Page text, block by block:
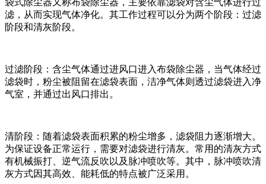
滤，从而实现气体净化。其工作过程可以分为两个阶段：过滤
阶段和清灰阶段。
过滤阶段：含尘气体通过进风口进入布袋除尘器，当气体经过
滤袋时，粉尘被阻留在滤袋表面，洁净气体则透过滤袋进入净
气室，并通过出风口排出。
清阶段：随着滤袋表面积累的粉尘增多，滤袋阻力逐渐增大。
为保证设备正常运行，需要对滤袋进行清灰。常用的清灰方式
有机械振打、逆气流反吹以及脉冲喷吹等。其中，脉冲喷吹清
灰方式因其高效、能耗低的特点被广泛采用。